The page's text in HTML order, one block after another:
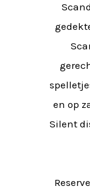
en op
Silent